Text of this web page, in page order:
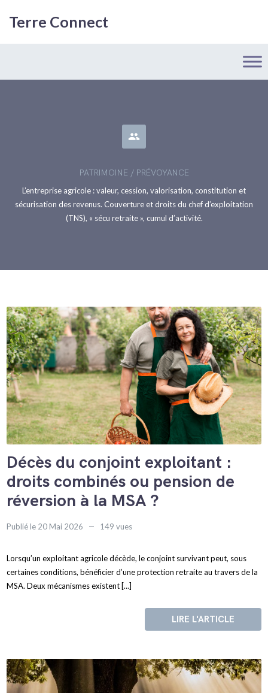
Terre Connect
people
PATRIMOINE / PRÉVOYANCE
L’entreprise agricole : valeur, cession, valorisation, constitution et
sécurisation des revenus. Couverture et droits du chef d’exploitation
(TNS), « sécu retraite », cumul d’activité.
Décès du conjoint exploitant :
droits combinés ou pension de
réversion à la MSA ?
Publié le 20 Mai 2026 149 vues
Lorsqu’un exploitant agricole décède, le conjoint survivant peut, sous
certaines conditions, bénéficier d’une protection retraite au travers de la
MSA. Deux mécanismes existent […]
LIRE L'ARTICLE